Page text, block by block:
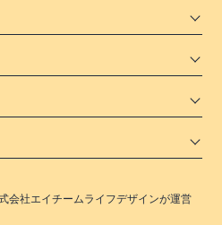
会社エイチームライフデザインが運営